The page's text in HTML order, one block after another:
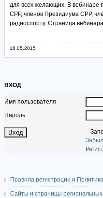
для всех желающих. В вебинаре
СРР, членов Президиума СРР,
радиоспорту. Страница
16.05.2015
ВХОД
Имя пользователя
Пароль
Правила регистрации и
Сайты и страницы